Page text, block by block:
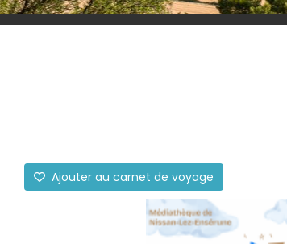
Ajouter au carnet de voyage